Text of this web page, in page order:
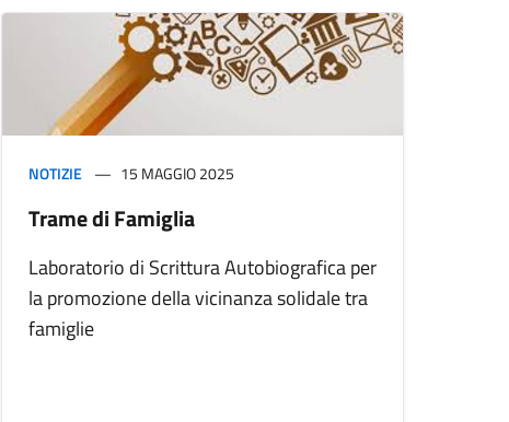
NOTIZIE 15 MAGGIO 2025
Trame di Famiglia
Laboratorio di Scrittura Autobiografica per
la promozione della vicinanza solidale tra
famiglie